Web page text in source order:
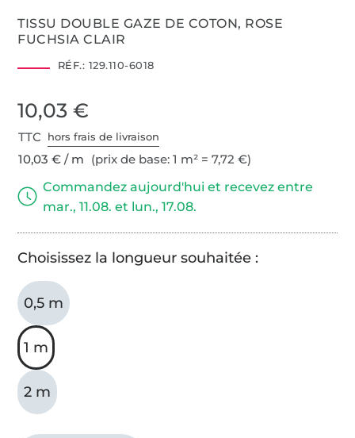
TISSU DOUBLE GAZE DE COTON, ROSE
FUCHSIA CLAIR
RÉF.: 129.110-6018
10,03 €
TTC hors frais de livraison
10,03 € / m (prix de base: 1 m² = 7,72 €)
Commandez aujourd'hui et recevez entre
mar., 11.08. et lun., 17.08.
Choisissez la longueur souhaitée :
0,5 m
1 m
2 m